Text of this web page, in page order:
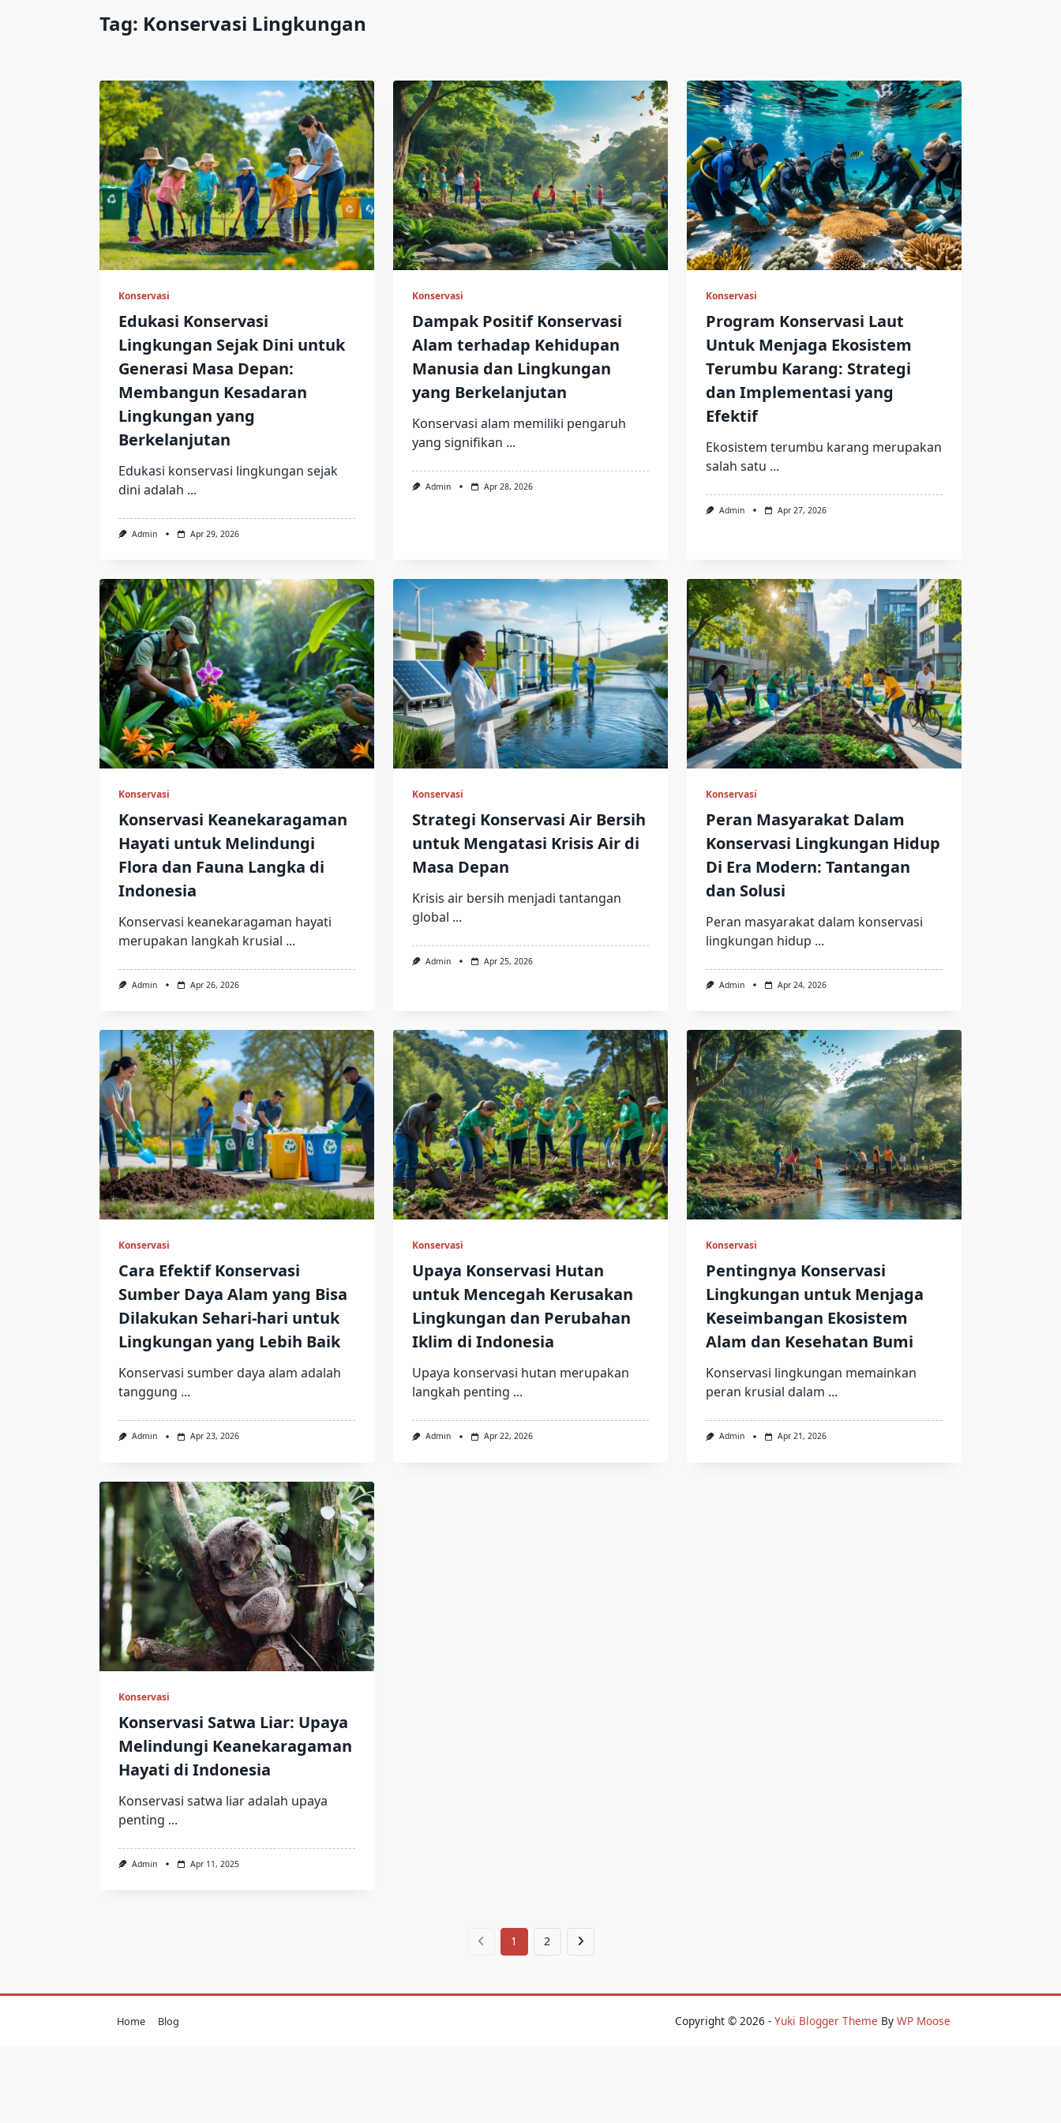
Tag: Konservasi Lingkungan
Konservasi
Edukasi Konservasi
Lingkungan Sejak Dini untuk
Generasi Masa Depan:
Membangun Kesadaran
Lingkungan yang
Berkelanjutan
Edukasi konservasi lingkungan sejak
dini adalah ...
Admin Apr 29, 2026
Konservasi
Dampak Positif Konservasi
Alam terhadap Kehidupan
Manusia dan Lingkungan
yang Berkelanjutan
Konservasi alam memiliki pengaruh
yang signifikan ...
Admin Apr 28, 2026
Konservasi
Program Konservasi Laut
Untuk Menjaga Ekosistem
Terumbu Karang: Strategi
dan Implementasi yang
Efektif
Ekosistem terumbu karang merupakan
salah satu ...
Admin Apr 27, 2026
Konservasi
Konservasi Keanekaragaman
Hayati untuk Melindungi
Flora dan Fauna Langka di
Indonesia
Konservasi keanekaragaman hayati
merupakan langkah krusial ...
Admin Apr 26, 2026
Konservasi
Strategi Konservasi Air Bersih
untuk Mengatasi Krisis Air di
Masa Depan
Krisis air bersih menjadi tantangan
global ...
Admin Apr 25, 2026
Konservasi
Peran Masyarakat Dalam
Konservasi Lingkungan Hidup
Di Era Modern: Tantangan
dan Solusi
Peran masyarakat dalam konservasi
lingkungan hidup ...
Admin Apr 24, 2026
Konservasi
Cara Efektif Konservasi
Sumber Daya Alam yang Bisa
Dilakukan Sehari-hari untuk
Lingkungan yang Lebih Baik
Konservasi sumber daya alam adalah
tanggung ...
Admin Apr 23, 2026
Konservasi
Upaya Konservasi Hutan
untuk Mencegah Kerusakan
Lingkungan dan Perubahan
Iklim di Indonesia
Upaya konservasi hutan merupakan
langkah penting ...
Admin Apr 22, 2026
Konservasi
Pentingnya Konservasi
Lingkungan untuk Menjaga
Keseimbangan Ekosistem
Alam dan Kesehatan Bumi
Konservasi lingkungan memainkan
peran krusial dalam ...
Admin Apr 21, 2026
Konservasi
Konservasi Satwa Liar: Upaya
Melindungi Keanekaragaman
Hayati di Indonesia
Konservasi satwa liar adalah upaya
penting ...
Admin Apr 11, 2025
1 2
Home Blog Copyright © 2026 - Yuki Blogger Theme By WP Moose